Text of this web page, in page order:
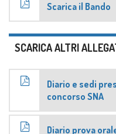
Scarica il Bando
SCARICA ALTRI
Diario e sedi
concorso SNA
Diario prova